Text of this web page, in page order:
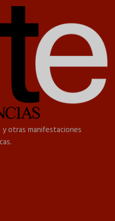
otras manifestaciones